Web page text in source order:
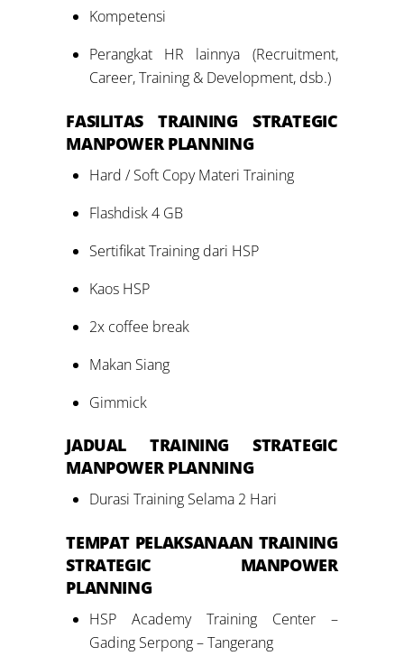
Kompetensi
Perangkat HR lainnya (Recruitment,
Career, Training & Development, dsb.)
FASILITASTRAINING STRATEGIC
MANPOWER PLANNING
Hard / Soft Copy Materi Training
Flashdisk 4 GB
Sertifikat Training dari HSP
Kaos HSP
2x coffee break
Makan Siang
Gimmick
JADUAL TRAINING STRATEGIC
MANPOWER PLANNING
Durasi Training Selama 2 Hari
TEMPAT PELAKSANAAN TRAINING
STRATEGIC MANPOWER
PLANNING
HSP Academy Training Center –
Gading Serpong – Tangerang